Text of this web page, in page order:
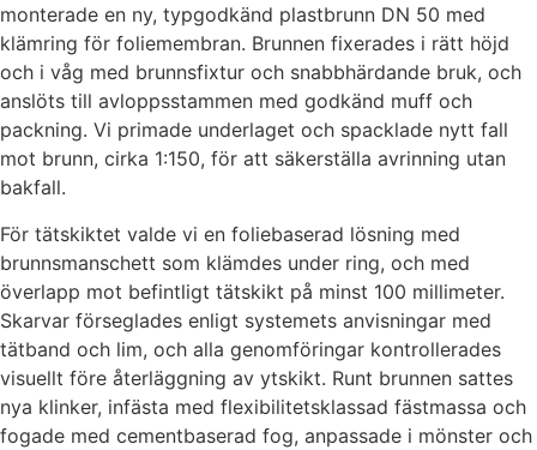
monterade en ny, typgodkänd plastbrunn DN 50 med
klämring för foliemembran. Brunnen fixerades i rätt höjd
och i våg med brunnsfixtur och snabbhärdande bruk, och
anslöts till avloppsstammen med godkänd muff och
packning. Vi primade underlaget och spacklade nytt fall
mot brunn, cirka 1:150, för att säkerställa avrinning utan
bakfall.
För tätskiktet valde vi en foliebaserad lösning med
brunnsmanschett som klämdes under ring, och med
överlapp mot befintligt tätskikt på minst 100 millimeter.
Skarvar förseglades enligt systemets anvisningar med
tätband och lim, och alla genomföringar kontrollerades
visuellt före återläggning av ytskikt. Runt brunnen sattes
nya klinker, infästa med flexibilitetsklassad fästmassa och
fogade med cementbaserad fog, anpassade i mönster och